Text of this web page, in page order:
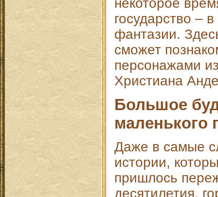
некоторое
государство –
фантазии.
сможет
персонажами
Христиана
Большое
маленького
Даже в самые
истории,
пришлось
десятилетия,